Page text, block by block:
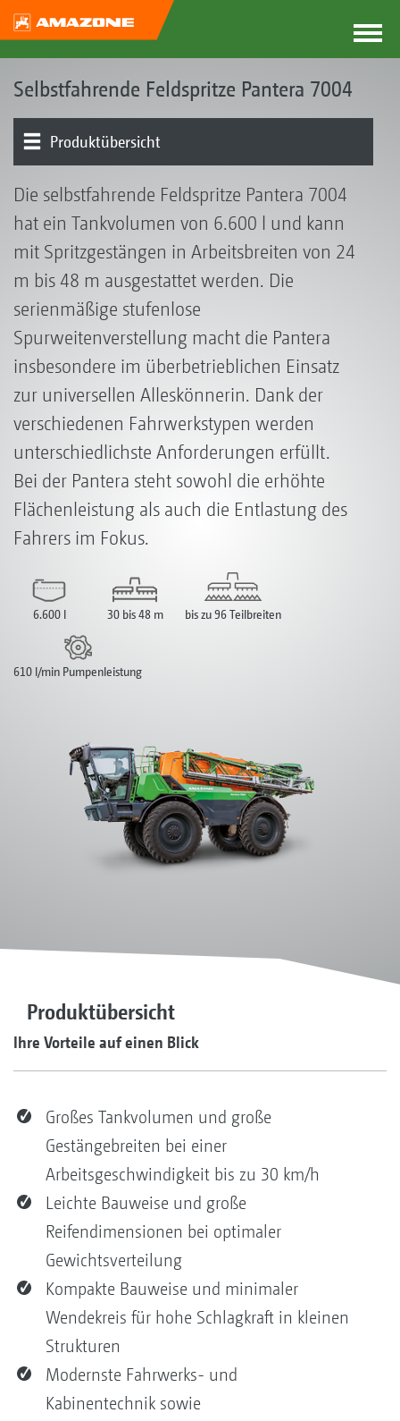
Selbstfahrende Feldspritze Pantera 7004
Produktübersicht
Die selbstfahrende Feldspritze Pantera 7004
hat ein Tankvolumen von 6.600 l und kann
mit Spritzgestängen in Arbeitsbreiten von 24
m bis 48 m ausgestattet werden. Die
serienmäßige stufenlose
Spurweitenverstellung macht die Pantera
insbesondere im überbetrieblichen Einsatz
zur universellen Alleskönnerin. Dank der
verschiedenen Fahrwerkstypen werden
unterschiedlichste Anforderungen erfüllt.
Bei der Pantera steht sowohl die erhöhte
Flächenleistung als auch die Entlastung des
Fahrers im Fokus.
6.600 l 30 bis 48 m bis zu 96 Teilbreiten
610 l/min Pumpenleistung
Produktübersicht
Ihre Vorteile auf einen Blick
Großes Tankvolumen und große
Gestängebreiten bei einer
Arbeitsgeschwindigkeit bis zu 30 km/h
Leichte Bauweise und große
Reifendimensionen bei optimaler
Gewichtsverteilung
Kompakte Bauweise und minimaler
Wendekreis für hohe Schlagkraft in kleinen
Strukturen
Modernste Fahrwerks- und
Kabinentechnik sowie